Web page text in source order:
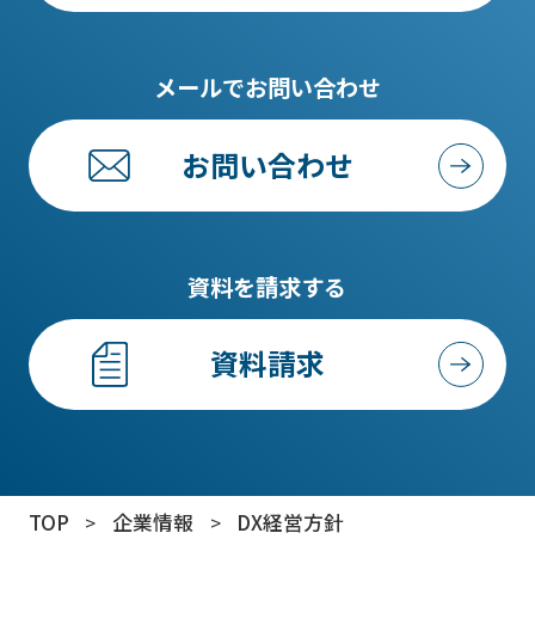
メールでお問い合わせ
お問い合わせ
資料を請求する
資料請求
TOP > 企業情報 > DX経営方針